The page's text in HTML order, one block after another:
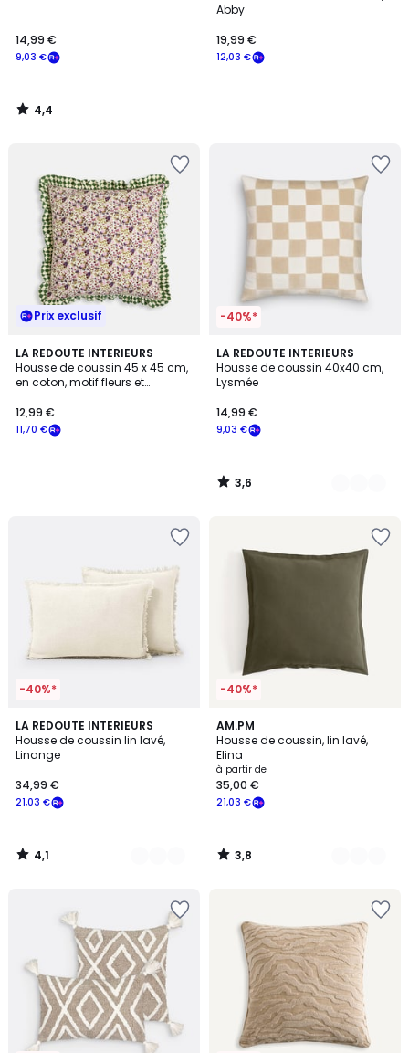
9,03 €
14,99 €
4,4
/
Abby
12,03 €
19,99 €
Prix exclusif
LA REDOUTE INTERIEURS
Housse de coussin 45 x 45 cm,
en coton, motif fleurs et
11,70 €
12,99 €
-40%*
LA REDOUTE INTERIEURS
Housse de coussin 40x40 cm,
Lysmée
9,03 €
14,99 €
3,6
/ 5
3
Couleurs
3,6
/
-40%*
LA REDOUTE INTERIEURS
Housse de coussin lin lavé,
Linange
21,03 €
34,99 €
4,1
/ 5
5
Couleurs
4,1
/
-40%*
AM.PM
Housse de coussin, lin lavé,
Elina
à partir de
21,03 €
35,00 €
3,8
/ 5
12
Couleurs
3,8
/